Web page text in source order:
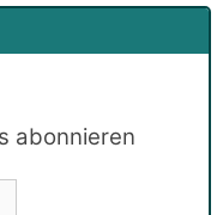
abonnieren